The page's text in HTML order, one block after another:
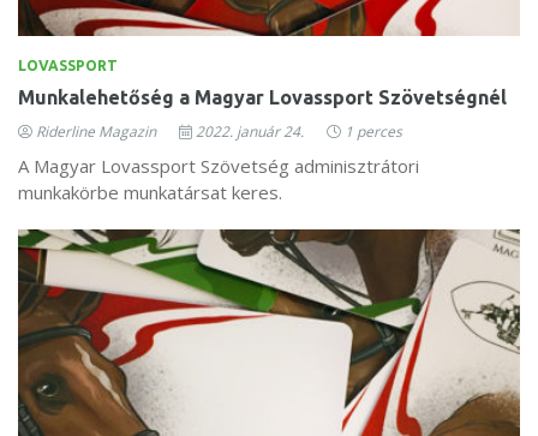
LOVASSPORT
Munkalehetőség a Magyar Lovassport Szövetségnél
Riderline Magazin 2022. január 24. 1 perces
A Magyar Lovassport Szövetség adminisztrátori
munkakörbe munkatársat keres.